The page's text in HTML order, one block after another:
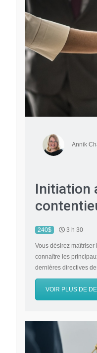
Annik
Initiation
240$ 3 h 30
Vous désirez
connaître les
dernières directives
VOIR PLUS DE